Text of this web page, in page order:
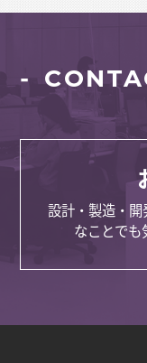
設計・製造・
なことでも